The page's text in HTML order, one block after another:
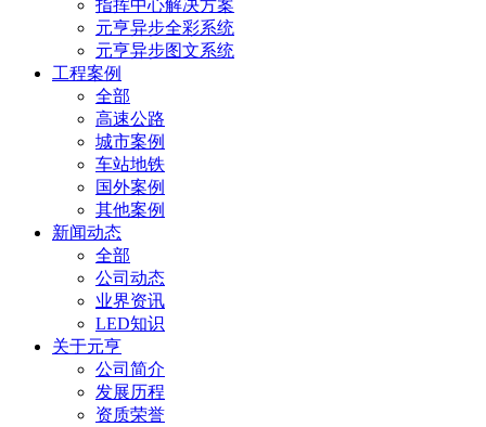
指挥中心解决方案
元亨异步全彩系统
元亨异步图文系统
工程案例
全部
高速公路
城市案例
车站地铁
国外案例
其他案例
新闻动态
全部
公司动态
业界资讯
LED知识
关于元亨
公司简介
发展历程
资质荣誉